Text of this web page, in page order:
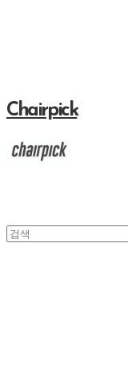
Chairpick